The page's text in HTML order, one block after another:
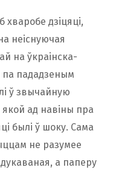
дзіцяці,
неіснуючая
на ўкраінска-
па пададзеным
ў звычайную
якой ад навіны пра
былі ў шоку. Сама
не разумее
а паперу